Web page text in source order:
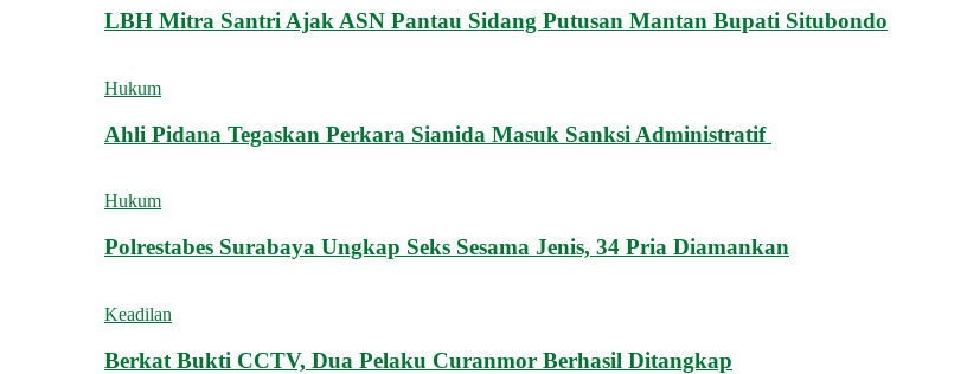
LBH Mitra Santri Ajak ASN Pantau Sidang Putusan Mantan Bupati Situbondo
Hukum
Ahli Pidana Tegaskan Perkara Sianida Masuk Sanksi Administratif
Hukum
Polrestabes Surabaya Ungkap Seks Sesama Jenis, 34 Pria Diamankan
Keadilan
Berkat Bukti CCTV, Dua Pelaku Curanmor Berhasil Ditangkap